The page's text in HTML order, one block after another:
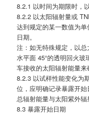
8.2.1 以时间为期限时，
8.2.2 以太阳辐射量或
达到规定的某一数值为
日期。
注：如无特殊规定，以
水平面 45°的透明回火
车接收的太阳辐射能量来
8.2.3 以试样性能变化为
位，应明确记录暴露开
总辐射能量与太阳紫外辐
8.3 暴露开始日期